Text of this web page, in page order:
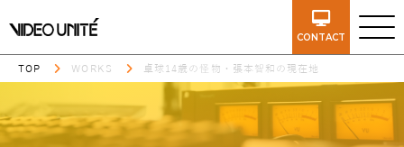
CONTACT
TOP WORKS 卓球14歳の怪物・張本智和の現在地